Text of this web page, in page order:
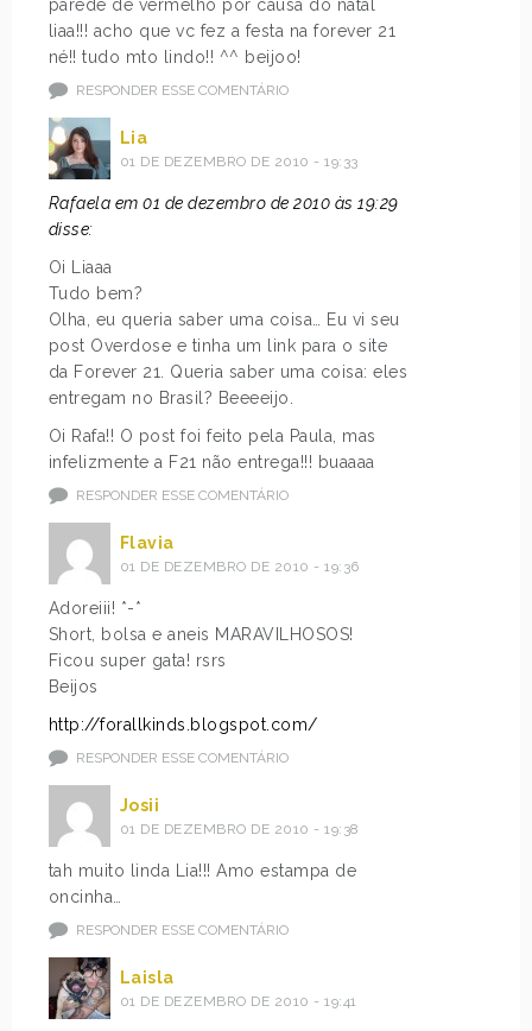
parede de vermelho por causa do natal
liaa!!! acho que vc fez a festa na forever 21
né!! tudo mto lindo!! ^^ beijoo!
RESPONDER ESSE COMENTÁRIO
Lia
01 DE DEZEMBRO DE 2010 - 19:33
Rafaela em 01 de dezembro de 2010 às 19:29
disse:
Oi Liaaa
Tudo bem?
Olha, eu queria saber uma coisa… Eu vi seu
post Overdose e tinha um link para o site
da Forever 21. Queria saber uma coisa: eles
entregam no Brasil? Beeeeijo.
Oi Rafa!! O post foi feito pela Paula, mas
infelizmente a F21 não entrega!!! buaaaa
RESPONDER ESSE COMENTÁRIO
Flavia
01 DE DEZEMBRO DE 2010 - 19:36
Adoreiii! *-*
Short, bolsa e aneis MARAVILHOSOS!
Ficou super gata! rsrs
Beijos
http://forallkinds.blogspot.com/
RESPONDER ESSE COMENTÁRIO
Josii
01 DE DEZEMBRO DE 2010 - 19:38
tah muito linda Lia!!! Amo estampa de
oncinha…
RESPONDER ESSE COMENTÁRIO
Laisla
01 DE DEZEMBRO DE 2010 - 19:41